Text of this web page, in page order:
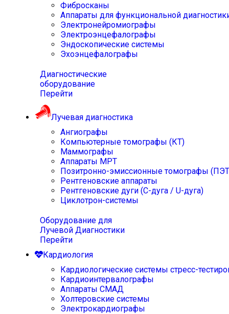
Фибросканы
Аппараты для функциональной
Электронейромиографы
Электроэнцефалографы
Эндоскопические системы
Эхоэнцефалографы
Диагностические
оборудование
Перейти
Лучевая диагностика
Ангиографы
Компьютерные томографы (КТ)
Маммографы
Аппараты МРТ
Позитронно-эмиссионные томографы
Рентгеновские аппараты
Рентгеновские дуги (С-дуга / U-дуга)
Циклотрон-системы
Оборудование для
Лучевой Диагностики
Перейти
Кардиология
Кардиологические системы стресс-
Кардиоинтервалографы
Аппараты СМАД
Холтеровские системы
Электрокардиографы